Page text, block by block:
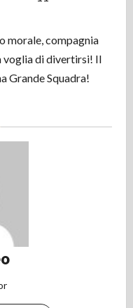
morale, compagnia
voglia di divertirsi! Il
Grande Squadra!